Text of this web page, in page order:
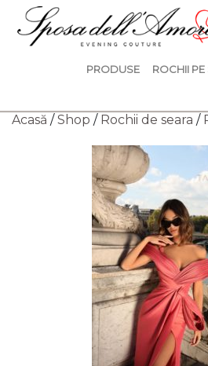
PRODUSE ROCHII
Acasă /Shop / Rochii de seara /